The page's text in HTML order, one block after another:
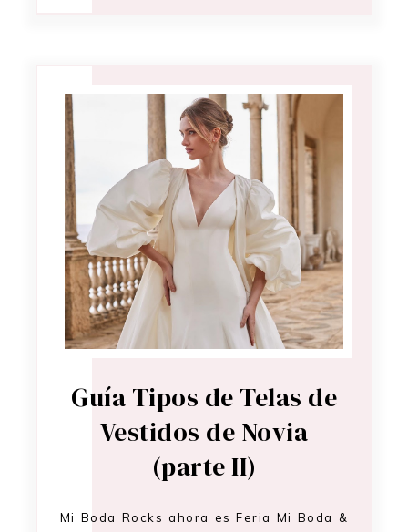
Guía Tipos de Telas de
Vestidos de Novia
(parte II)
Mi Boda Rocks ahora es Feria Mi Boda &